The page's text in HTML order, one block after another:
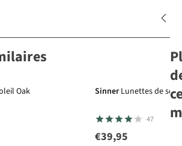
Oak Sinner Lunettes de
47
€39,95